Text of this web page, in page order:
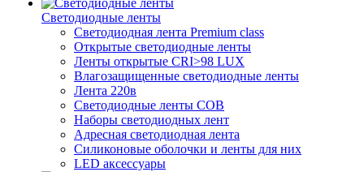
Светодиодные ленты
Светодиодная лента Premium class
Открытые светодиодные ленты
Ленты открытые CRI>98 LUX
Влагозащищенные светодиодные ленты
Лента 220в
Светодиодные ленты COB
Наборы светодиодных лент
Адресная светодиодная лента
Силиконовые оболочки и ленты для них
LED аксессуары